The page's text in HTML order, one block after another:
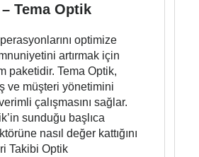
Tema Optik
optimize
artırmak için
paketidir. Tema Optik,
ve müşteri yönetimini
çalışmasını sağlar.
sunduğu başlıca
nasıl değer kattığını
Takibi Optik